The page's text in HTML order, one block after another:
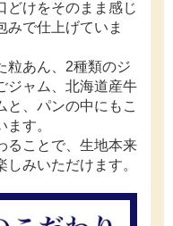
どけをそのまま感じ
みで仕上げていま
粒あん、2種類のジ
ジャム、北海道産牛
と、パンの中にもこ
す。
ることで、生地本来
みいただけます。